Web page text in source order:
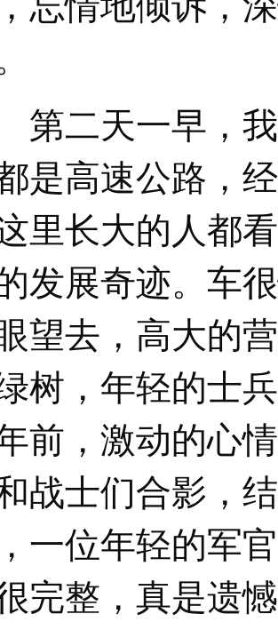
第二天一早，
是高速公路，
里长大的人都
发展奇迹。车
望去，高大的
树，年轻的士
前，激动的心
战士们合影，
一位年轻的军
完整，真是遗